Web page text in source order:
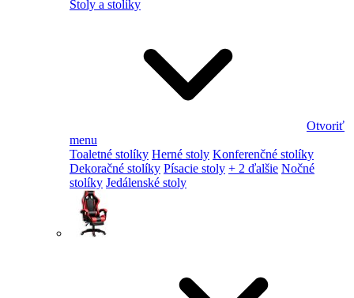
Stoly a stolíky
Otvoriť
menu
Toaletné stolíky Herné stoly Konferenčné stolíky
Dekoračné stolíky Písacie stoly + 2 ďalšie Nočné
stolíky Jedálenské stoly